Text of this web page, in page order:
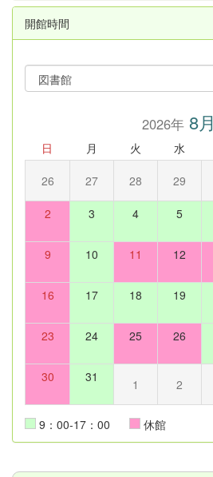
開館時間
2026年8月
日 月 火 水
26 27 28 29
2 3 4 5
9 10 11 12
16 17 18 19
23 24 25 26
30 31 1 2
9：00-17：00 休館